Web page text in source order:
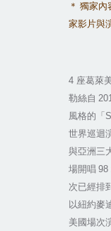
＊ 獨家內
家影片與
4 座葛萊
勒絲自
風格的「
世界巡迴
與亞洲三
場開唱 98
次已經排
以紐約麥
美國場次